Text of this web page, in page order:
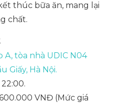
thúc bữa ăn, mang lại
chất.
A, tòa nhà UDIC N04
Giấy, Hà Nội.
22:00.
VNĐ (Mức giá